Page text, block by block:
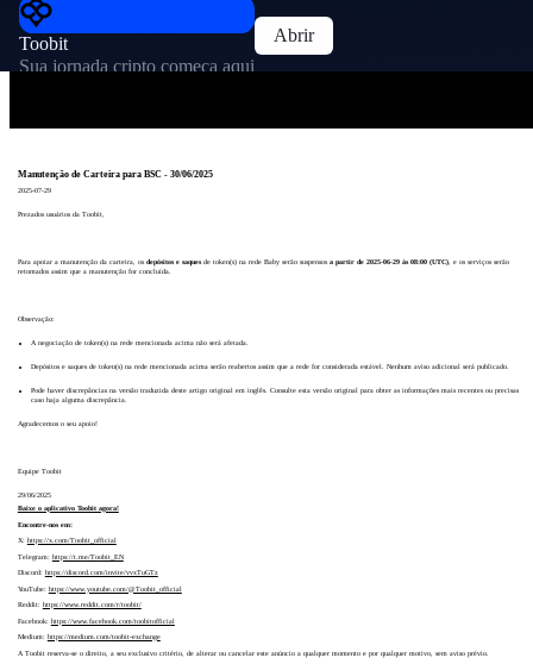
Toobit
Sua jornada cripto começa aqui
Abrir
Manutenção de Carteira para BSC - 30/06/2025
2025-07-29
Prezados usuários da Toobit,
Para apoiar a manutenção da carteira, os depósitos e saquesde token(s) na rede Baby serão suspensos a partir de 2025-06-29 às 08:00 (UTC), e os serviços serão
retomados assim que a manutenção for concluída.
Observação:
A negociação de token(s) na rede mencionada acima não será afetada.
Depósitos e saques de token(s) na rede mencionada acima serão reabertos assim que a rede for considerada estável. Nenhum aviso adicional será publicado.
Pode haver discrepâncias na versão traduzida deste artigo original em inglês. Consulte esta versão original para obter as informações mais recentes ou precisas
caso haja alguma discrepância.
Agradecemos o seu apoio!
Equipe Toobit
29/06/2025
Baixe o aplicativo Toobit agora!
Encontre-nos em:
X: https://x.com/Toobit_official
Telegram: https://t.me/Toobit_EN
Discord: https://discord.com/invite/vvxTuGTz
YouTube: https://www.youtube.com/@Toobit_official
Reddit: https://www.reddit.com/r/toobit/
Facebook: https://www.facebook.com/toobitofficial
Medium: https://medium.com/toobit-exchange
A Toobit reserva-se o direito, a seu exclusivo critério, de alterar ou cancelar este anúncio a qualquer momento e por qualquer motivo, sem aviso prévio.